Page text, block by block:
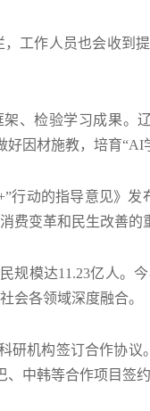
工作人员也会收到
、检验学习成果。
好因材施教，培育“AI
行动的指导意见》
费变革和民生改善的
规模达11.23亿人。
会各领域深度融合。
研机构签订合作协
、中韩等合作项目